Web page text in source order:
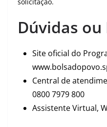
Dúvidas
Site oficial do
Central de
0800 7979 800
Assistente Virtual,